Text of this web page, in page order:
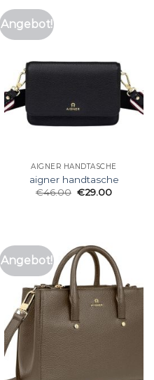
Angebot!
AIGNER HANDTASCHE
aigner handtasche
€46.00 €29.00
Angebot!